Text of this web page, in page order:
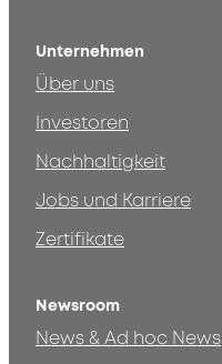
Unternehmen
Über uns
Investoren
Nachhaltigkeit
Jobs und Karriere
Zertifikate
Newsroom
News & Ad hoc News